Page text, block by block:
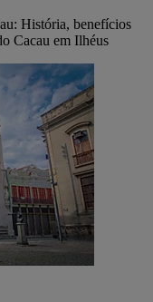
História, benefícios
Cacau em Ilhéus